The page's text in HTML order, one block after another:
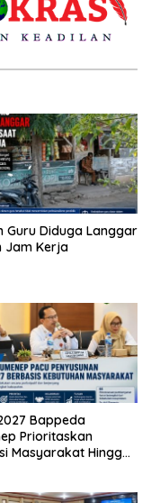
Guru Diduga Langgar
Jam Kerja
Bappeda
Prioritaskan
Masyarakat Hingga